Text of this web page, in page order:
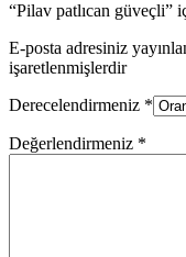
“Pilav patlıcan güveçli”
E-posta adresiniz
işaretlenmişlerdir
Derecelendirmeniz *
Değerlendirmeniz *